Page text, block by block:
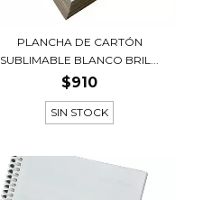
PLANCHA DE CARTÓN
SUBLIMABLE BLANCO BRIL...
$910
SIN STOCK